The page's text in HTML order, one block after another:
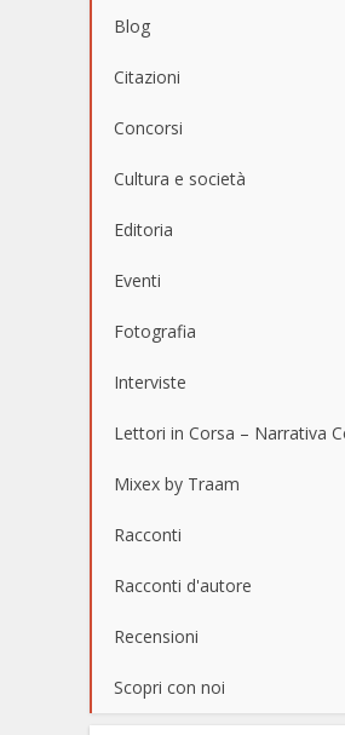
Blog
Citazioni
Concorsi
Cultura e società
Editoria
Eventi
Fotografia
Interviste
Lettori in Corsa – Narrativa
Mixex by Traam
Racconti
Racconti d'autore
Recensioni
Scopri con noi